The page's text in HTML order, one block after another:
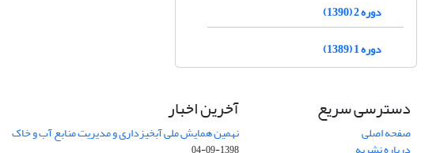
دوره 2 (1390)
دوره 1 (1389)
دسترسی سریع
صفحه اصلی
آخرین اخبار
نهمین همایش ملی آبخیزداری و مدیریت منابع آب و خاک